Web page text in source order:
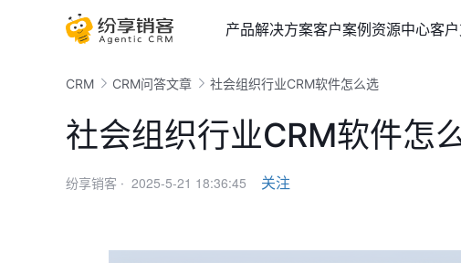
产品解决方案客户案例资源中心客
CRM CRM问答文章 社会组织行业CRM软件怎么选
社会组织行业CRM软件怎
纷享销客 · 2025-5-21 18:36:45 关注